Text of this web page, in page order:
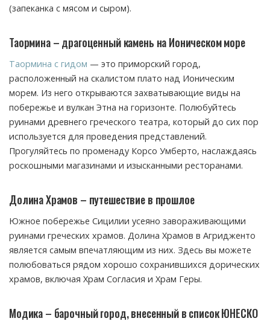
(запеканка с мясом и сыром).
Таормина – драгоценный камень на Ионическом море
Таормина с гидом — это приморский город,
расположенный на скалистом плато над Ионическим
морем. Из него открываются захватывающие виды на
побережье и вулкан Этна на горизонте. Полюбуйтесь
руинами древнего греческого театра, который до сих пор
используется для проведения представлений.
Прогуляйтесь по променаду Корсо Умберто, наслаждаясь
роскошными магазинами и изысканными ресторанами.
Долина Храмов – путешествие в прошлое
Южное побережье Сицилии усеяно завораживающими
руинами греческих храмов. Долина Храмов в Агридженто
является самым впечатляющим из них. Здесь вы можете
полюбоваться рядом хорошо сохранившихся дорических
храмов, включая Храм Согласия и Храм Геры.
Модика – барочный город, внесенный в список ЮНЕСКО